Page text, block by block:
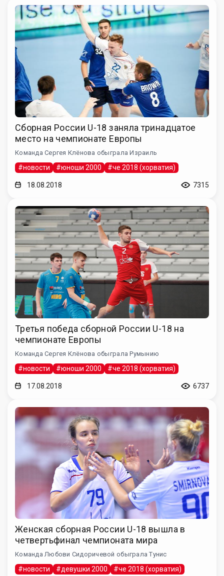
Сборная России U-18 заняла тринадцатое
место на чемпионате Европы
Команда Сергея Клёнова обыграла Израиль
#новости #юноши 2000 #че 2018 (хорватия)
18.08.2018 7315
Третья победа сборной России U-18 на
чемпионате Европы
Команда Сергея Клёнова обыграла Румынию
#новости #юноши 2000 #че 2018 (хорватия)
17.08.2018 6737
Женская сборная России U-18 вышла в
четвертьфинал чемпионата мира
Команда Любови Сидоричевой обыграла Тунис
#новости #девушки 2000 #че 2018 (хорватия)